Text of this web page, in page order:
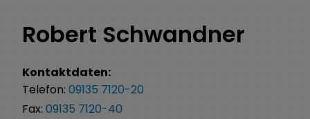
Robert Schwandner
Kontaktdaten:
Telefon: 09135 7120-20
Fax: 09135 7120-40